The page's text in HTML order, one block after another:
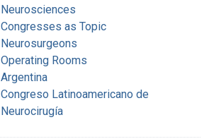
Neurosciences
Congresses as Topic
Neurosurgeons
Operating Rooms
Argentina
Congreso Latinoamericano de
Neurocirugía